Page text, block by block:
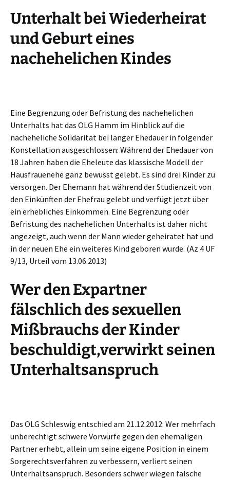
Unterhalt bei Wiederheirat
und Geburt eines
nachehelichen Kindes
Eine Begrenzung oder Befristung des nachehelichen
Unterhalts hat das OLG Hamm im Hinblick auf die
nacheheliche Solidarität bei langer Ehedauer in folgender
Konstellation ausgeschlossen: Während der Ehedauer von
18 Jahren haben die Eheleute das klassische Modell der
Hausfrauenehe ganz bewusst gelebt. Es sind drei Kinder zu
versorgen. Der Ehemann hat während der Studienzeit von
den Einkünften der Ehefrau gelebt und verfügt jetzt über
ein erhebliches Einkommen. Eine Begrenzung oder
Befristung des nachehelichen Unterhalts ist daher nicht
angezeigt, auch wenn der Mann wieder geheiratet hat und
in der neuen Ehe ein weiteres Kind geboren wurde. (Az 4 UF
9/13, Urteil vom 13.06.2013)
Wer den Expartner
fälschlich des sexuellen
Mißbrauchs der Kinder
beschuldigt,verwirkt seinen
Unterhaltsanspruch
Das OLG Schleswig entschied am 21.12.2012: Wer mehrfach
unberechtigt schwere Vorwürfe gegen den ehemaligen
Partner erhebt, allein um seine eigene Position in einem
Sorgerechtsverfahren zu verbessern, verliert seinen
Unterhaltsanspruch. Besonders schwer wiegen falsche